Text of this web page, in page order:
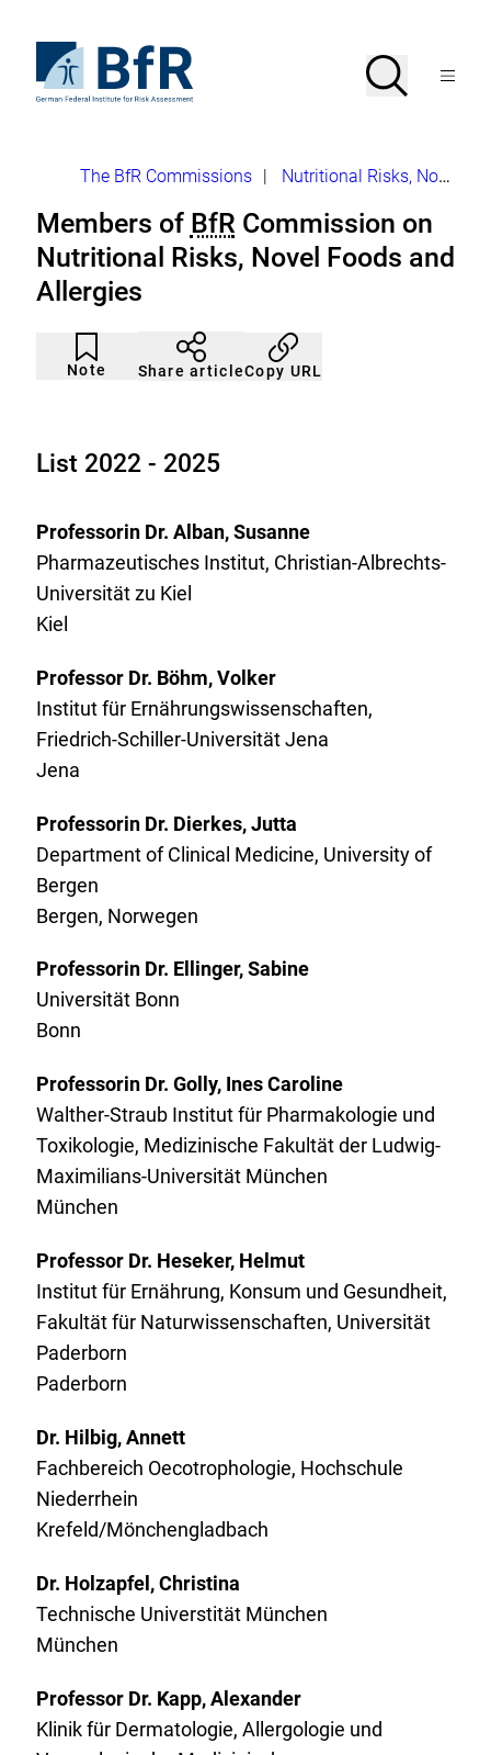
page
the
homepage
Federal
for
Assessment
Search
OpenMenu
Breadcrumb
The BfR Commissions Nutritional Risks, Novel Foods and Allergies
Members of BfR Commission on
Nutritional Risks, Novel Foods and
Allergies
Note
Article
not
noticed
Click
to
add
list.
Share articleCopy URL
List 2022 - 2025
Professorin Dr. Alban, Susanne
Pharmazeutisches Institut, Christian-Albrechts-
Universität zu Kiel
Kiel
Professor Dr. Böhm, Volker
Institut für Ernährungswissenschaften,
Friedrich-Schiller-Universität Jena
Jena
Professorin Dr. Dierkes, Jutta
Department of Clinical Medicine, University of
Bergen
Bergen, Norwegen
Professorin Dr. Ellinger, Sabine
Universität Bonn
Bonn
Professorin Dr. Golly, Ines Caroline
Walther-Straub Institut für Pharmakologie und
Toxikologie, Medizinische Fakultät der Ludwig-
Maximilians-Universität München
München
Professor Dr. Heseker, Helmut
Institut für Ernährung, Konsum und Gesundheit,
Fakultät für Naturwissenschaften, Universität
Paderborn
Paderborn
Dr. Hilbig, Annett
Fachbereich Oecotrophologie, Hochschule
Niederrhein
Krefeld/Mönchengladbach
Dr. Holzapfel, Christina
Technische Universtität München
München
Professor Dr. Kapp, Alexander
Klinik für Dermatologie, Allergologie und